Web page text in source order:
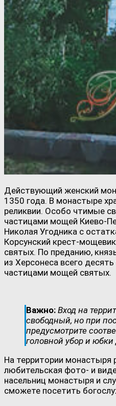
Действующий женский
1350 года. В монастыре
реликвии. Особо чтимые
частицами мощей Киево-
Николая Угодника с
Корсунский крест-
святых. По преданию,
из Херсонеса всего
частицами мощей святых.
Важно: Вход на
свободный, но при
предусмотрите
головной убор и
На территории монастыря
любительская фото- и
насельниц монастыря и
сможете посетить